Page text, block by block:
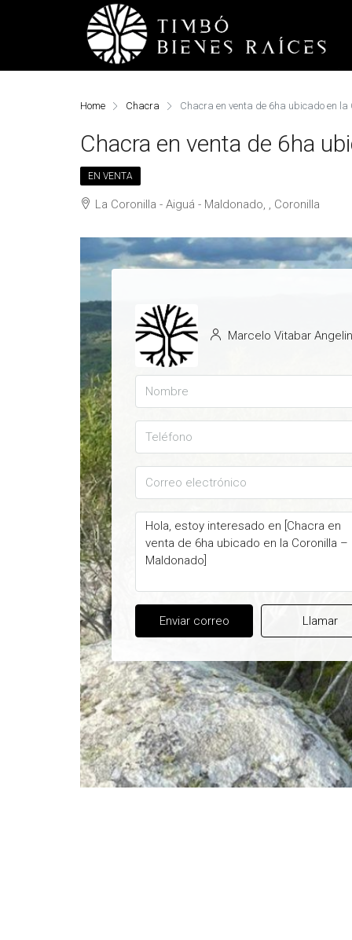
Home Chacra Chacra en venta de 6ha ubicado en
Chacra en venta de 6ha
EN VENTA
La Coronilla - Aiguá - Maldonado, , Coronilla
Marcelo Vitabar
Enviar correo Llamar